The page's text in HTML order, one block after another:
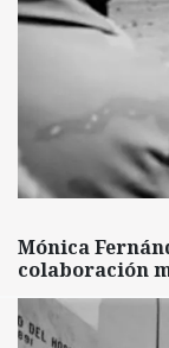
Mónica
colaboración